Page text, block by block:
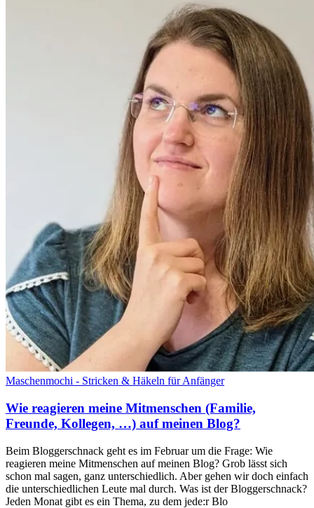
Maschenmochi - Stricken & Häkeln für Anfänger
Wie reagieren meine Mitmenschen (Familie,
Freunde, Kollegen, …) auf meinen Blog?
Beim Bloggerschnack geht es im Februar um die Frage: Wie
reagieren meine Mitmenschen auf meinen Blog? Grob lässt sich
schon mal sagen, ganz unterschiedlich. Aber gehen wir doch einfach
die unterschiedlichen Leute mal durch. Was ist der Bloggerschnack?
Jeden Monat gibt es ein Thema, zu dem jede:r Blo